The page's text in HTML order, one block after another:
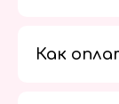
Как